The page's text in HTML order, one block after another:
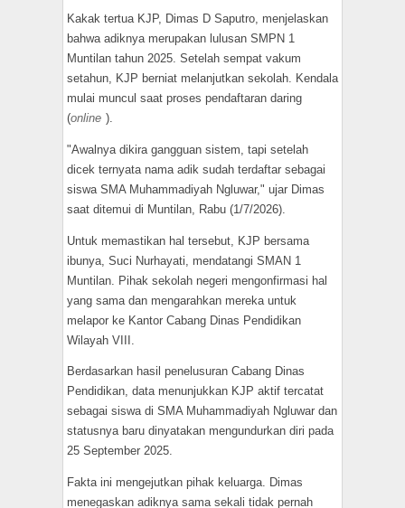
​Kakak tertua KJP, Dimas D Saputro, menjelaskan
bahwa adiknya merupakan lulusan SMPN 1
Muntilan tahun 2025. Setelah sempat vakum
setahun, KJP berniat melanjutkan sekolah. Kendala
mulai muncul saat proses pendaftaran daring
(online ).
​"Awalnya dikira gangguan sistem, tapi setelah
dicek ternyata nama adik sudah terdaftar sebagai
siswa SMA Muhammadiyah Ngluwar," ujar Dimas
saat ditemui di Muntilan, Rabu (1/7/2026).
​Untuk memastikan hal tersebut, KJP bersama
ibunya, Suci Nurhayati, mendatangi SMAN 1
Muntilan. Pihak sekolah negeri mengonfirmasi hal
yang sama dan mengarahkan mereka untuk
melapor ke Kantor Cabang Dinas Pendidikan
Wilayah VIII.
​Berdasarkan hasil penelusuran Cabang Dinas
Pendidikan, data menunjukkan KJP aktif tercatat
sebagai siswa di SMA Muhammadiyah Ngluwar dan
statusnya baru dinyatakan mengundurkan diri pada
25 September 2025.
​Fakta ini mengejutkan pihak keluarga. Dimas
menegaskan adiknya sama sekali tidak pernah